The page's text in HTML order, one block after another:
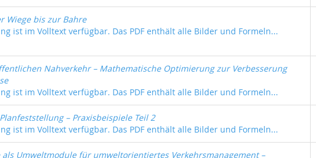
Wiege bis zur Bahre
ist im Volltext verfügbar. Das PDF enthält alle Bilder und Formeln...
Nahverkehr – Mathematische Optimierung zur Verbesserung
ist im Volltext verfügbar. Das PDF enthält alle Bilder und Formeln...
– Praxisbeispiele Teil 2
ist im Volltext verfügbar. Das PDF enthält alle Bilder und Formeln...
Umweltmodule für umweltorientiertes Verkehrsmanagement –